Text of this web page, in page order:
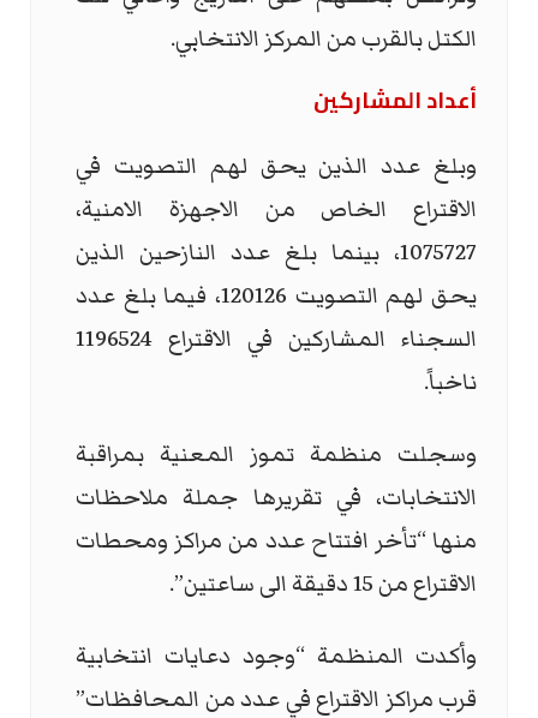
‏الكتل بالقرب من المركز الانتخابي. ‏
أعداد المشاركين
وبلغ عدد الذين يحق لهم التصويت في
الاقتراع الخاص من الاجهزة الامنية،
1075727، بينما بلغ عدد النازحين الذين
يحق لهم التصويت 120126، فيما بلغ عدد
السجناء المشاركين في الاقتراع 1196524
ناخباً.
وسجلت منظمة تموز المعنية بمراقبة
الانتخابات، في تقريرها جملة ملاحظات
منها “تأخر افتتاح عدد من مراكز ومحطات
الاقتراع من 15 دقيقة الى ساعتين”.
وأكدت المنظمة “وجود دعايات انتخابية
قرب مراكز الاقتراع في عدد من المحافظات”